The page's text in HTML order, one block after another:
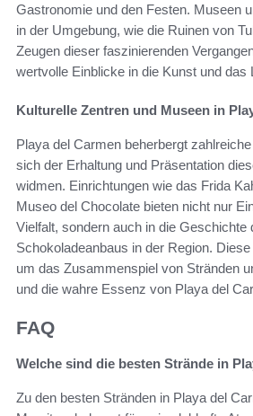
Gastronomie und den Festen. Museen
in der Umgebung, wie die Ruinen von
Zeugen dieser faszinierenden
wertvolle Einblicke in die Kunst und das
Kulturelle Zentren und Museen in
Playa del Carmen beherbergt
sich der Erhaltung und Präsentation
widmen. Einrichtungen wie das Frida
Museo del Chocolate bieten nicht nur
Vielfalt, sondern auch in die Geschichte
Schokoladeanbaus in der Region.
um das Zusammenspiel von Stränden
und die wahre Essenz von Playa del
FAQ
Welche sind die besten Strände in
Zu den besten Stränden in Playa del